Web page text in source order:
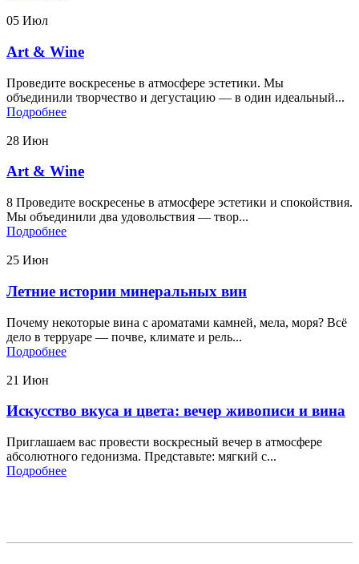
05 Июл
Art & Wine
Проведите воскресенье в атмосфере эстетики. Мы
объединили творчество и дегустацию — в один идеальный...
Подробнее
28 Июн
Art & Wine
8 Проведите воскресенье в атмосфере эстетики и спокойствия.
Мы объединили два удовольствия — твор...
Подробнее
25 Июн
Летние истории минеральных вин
Почему некоторые вина с ароматами камней, мела, моря? Всё
дело в терруаре — почве, климате и рель...
Подробнее
21 Июн
Искусство вкуса и цвета: вечер живописи и вина
Приглашаем вас провести воскресный вечер в атмосфере
абсолютного гедонизма. Представьте: мягкий с...
Подробнее